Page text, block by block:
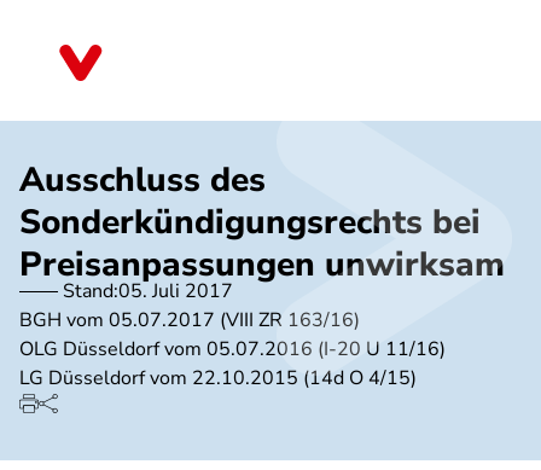
Ausschluss des
Sonderkündigungsrechts bei
Preisanpassungen unwirksam
Stand:05. Juli 2017
BGH vom 05.07.2017 (VIII ZR 163/16)
OLG Düsseldorf vom 05.07.2016 (I-20 U 11/16)
LG Düsseldorf vom 22.10.2015 (14d O 4/15)